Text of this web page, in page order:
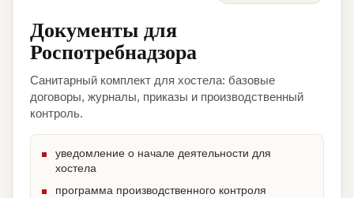
Документы для
Роспотребнадзора
Санитарный комплект для хостела: базовые
договоры, журналы, приказы и производственный
контроль.
уведомление о начале деятельности для
хостела
программа производственного контроля